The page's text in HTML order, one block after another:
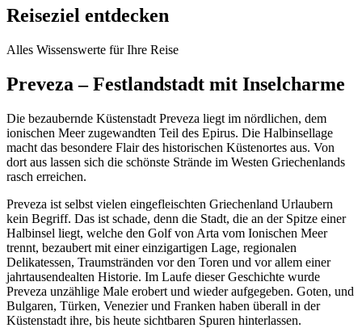
Reiseziel entdecken
Alles Wissenswerte für Ihre Reise
Preveza – Festlandstadt mit Inselcharme
Die bezaubernde Küstenstadt Preveza liegt im nördlichen, dem
ionischen Meer zugewandten Teil des Epirus. Die Halbinsellage
macht das besondere Flair des historischen Küstenortes aus. Von
dort aus lassen sich die schönste Strände im Westen Griechenlands
rasch erreichen.
Preveza ist selbst vielen eingefleischten Griechenland Urlaubern
kein Begriff. Das ist schade, denn die Stadt, die an der Spitze einer
Halbinsel liegt, welche den Golf von Arta vom Ionischen Meer
trennt, bezaubert mit einer einzigartigen Lage, regionalen
Delikatessen, Traumstränden vor den Toren und vor allem einer
jahrtausendealten Historie. Im Laufe dieser Geschichte wurde
Preveza unzählige Male erobert und wieder aufgegeben. Goten, und
Bulgaren, Türken, Venezier und Franken haben überall in der
Küstenstadt ihre, bis heute sichtbaren Spuren hinterlassen.